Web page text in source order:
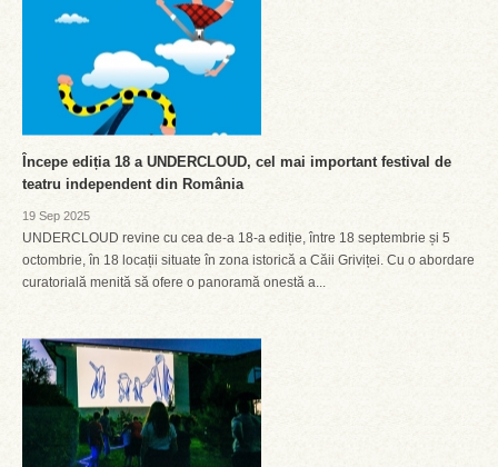
Începe ediția 18 a UNDERCLOUD, cel mai important festival de
teatru independent din România
19 Sep 2025
UNDERCLOUD revine cu cea de-a 18-a ediție, între 18 septembrie și 5
octombrie, în 18 locații situate în zona istorică a Căii Griviței. Cu o abordare
curatorială menită să ofere o panoramă onestă a...